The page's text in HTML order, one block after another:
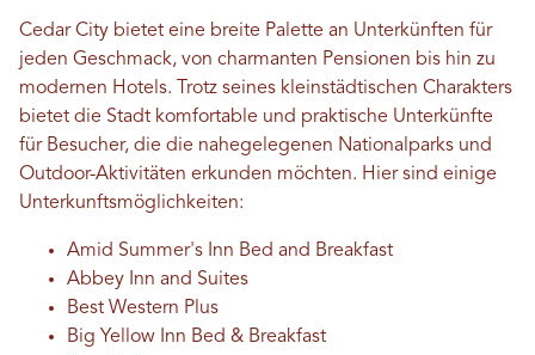
Cedar City bietet eine breite Palette an Unterkünften für
jeden Geschmack, von charmanten Pensionen bis hin zu
modernen Hotels. Trotz seines kleinstädtischen Charakters
bietet die Stadt komfortable und praktische Unterkünfte
für Besucher, die die nahegelegenen Nationalparks und
Outdoor-Aktivitäten erkunden möchten. Hier sind einige
Unterkunftsmöglichkeiten:
Amid Summer's Inn Bed and Breakfast
Abbey Inn and Suites
Best Western Plus
Big Yellow Inn Bed & Breakfast